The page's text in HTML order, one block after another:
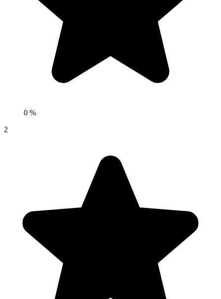
0 %
2